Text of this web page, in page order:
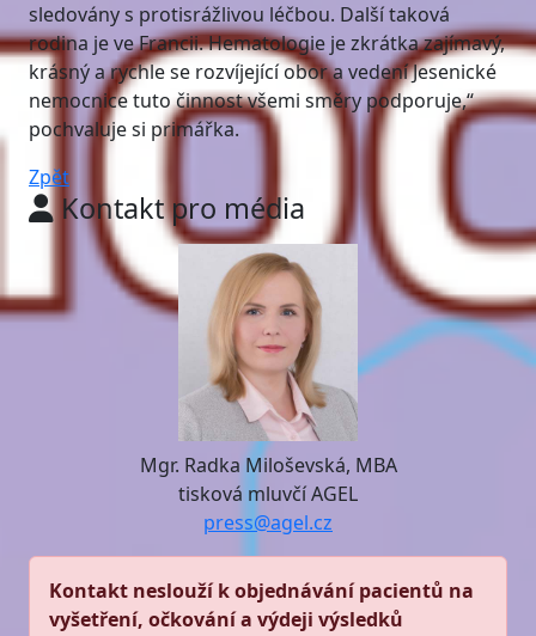
sledovány s protisrážlivou léčbou. Další taková
rodina je ve Francii. Hematologie je zkrátka zajímavý,
krásný a rychle se rozvíjející obor a vedení Jesenické
nemocnice tuto činnost všemi směry podporuje,“
pochvaluje si primářka.
Zpět
Kontakt pro média
Mgr. Radka Miloševská, MBA
tisková mluvčí AGEL
press@agel.cz
Kontakt neslouží k objednávání pacientů na
vyšetření, očkování a výdeji výsledků